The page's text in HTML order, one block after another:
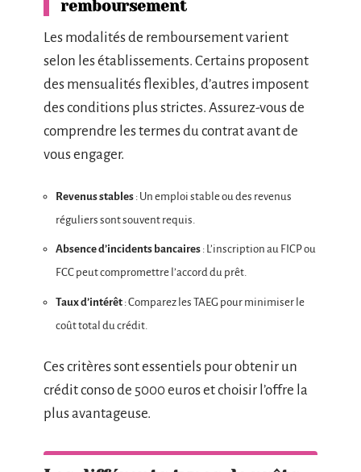
remboursement
Les modalités de remboursement varient
selon les établissements. Certains proposent
des mensualités flexibles, d’autres imposent
des conditions plus strictes. Assurez-vous de
comprendre les termes du contrat avant de
vous engager.
Revenus stables : Un emploi stable ou des revenus
réguliers sont souvent requis.
Absence d’incidents bancaires : L’inscription au FICP ou
FCC peut compromettre l’accord du prêt.
Taux d’intérêt : Comparez les TAEG pour minimiser le
coût total du crédit.
Ces critères sont essentiels pour obtenir un
crédit conso de 5000 euros et choisir l’offre la
plus avantageuse.